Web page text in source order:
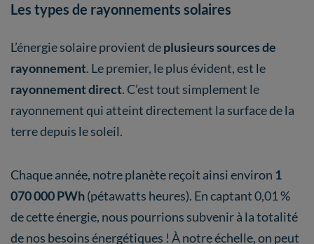
Les types de rayonnements solaires
L’énergie solaire provient deplusieurs sources de
rayonnement. Le premier, le plus évident, est le
rayonnement direct. C’est tout simplement le
rayonnement qui atteint directement la surface de la
terre depuis le soleil.
Chaque année, notre planète reçoit ainsi environ 1
070 000 PWh(pétawatts heures). En captant 0,01 %
de cette énergie, nous pourrions subvenir à la totalité
de nos besoins énergétiques ! À notre échelle, on peut